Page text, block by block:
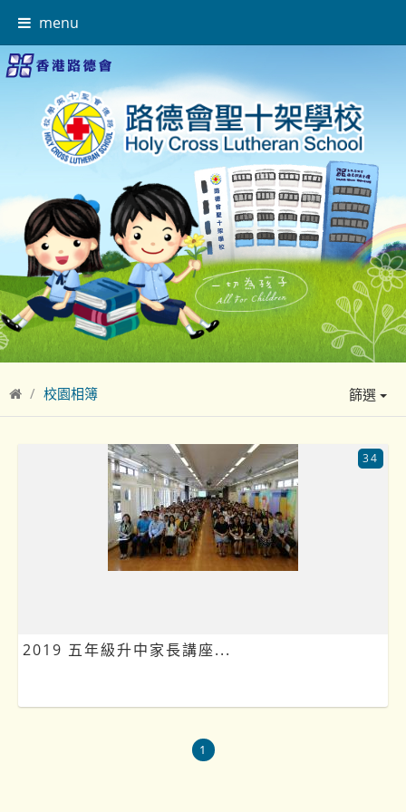
menu
校園相簿 篩選
2019 五年級升中家長講座...
34
1